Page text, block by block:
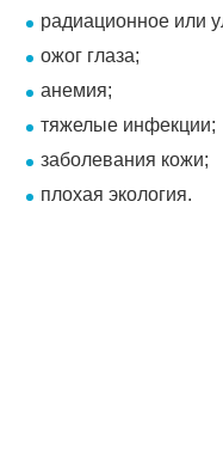
радиационное или
ожог глаза;
анемия;
тяжелые инфекции;
заболевания кожи;
плохая экология.